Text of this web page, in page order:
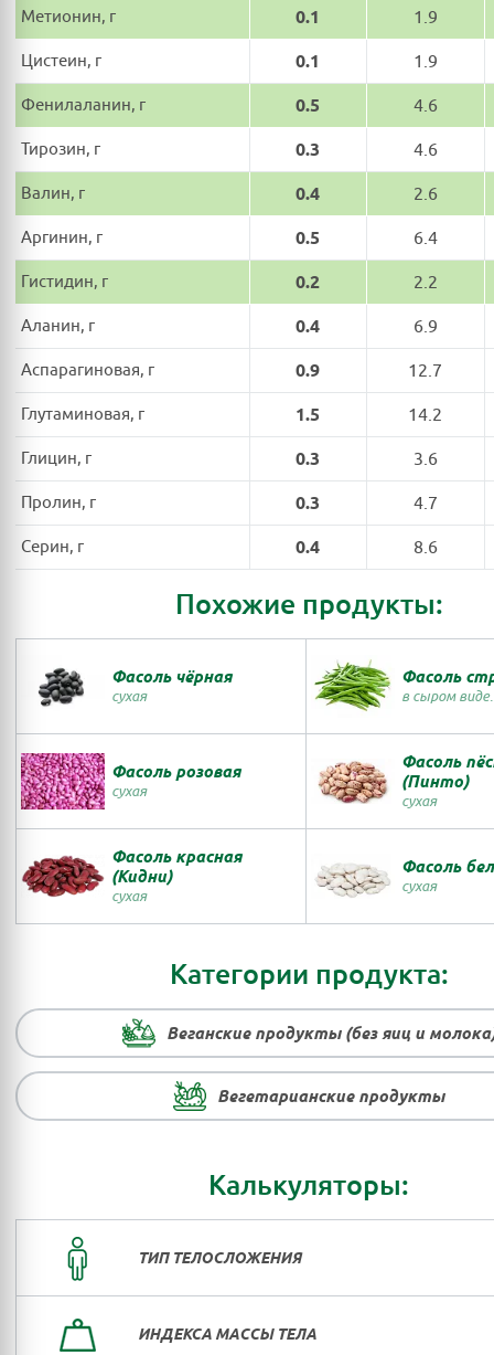
Метионин, г 0.1 1.9
Цистеин, г 0.1 1.9
Фенилаланин, г 0.5 4.6
Тирозин, г 0.3 4.6
Валин, г 0.4 2.6
Аргинин, г 0.5 6.4
Гистидин, г 0.2 2.2
Аланин, г 0.4 6.9
Аспарагиновая, г 0.9 12.7
Глутаминовая, г 1.5 14.2
Глицин, г 0.3 3.6
Пролин, г 0.3 4.7
Серин, г 0.4 8.6
Похожие продукты:
Фасоль чёрная
сухая
Фасоль
в сыром
Фасоль розовая
сухая
Фасоль
(Пинто)
сухая
Фасоль красная
(Кидни)
сухая
Фасоль
сухая
Категории продукта:
Веганские продукты (без яиц и
Вегетарианские продукты
Калькуляторы:
ТИП ТЕЛОСЛОЖЕНИЯ
ИНДЕКСА МАССЫ ТЕЛА